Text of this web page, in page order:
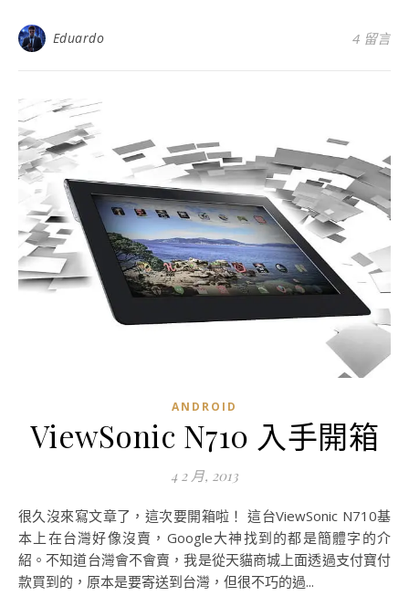
Eduardo 4 留言
ANDROID
ViewSonic N710 入手開箱
4 2 月, 2013
很久沒來寫文章了，這次要開箱啦！ 這台ViewSonic N710基
本上在台灣好像沒賣，Google大神找到的都是簡體字的介
紹。不知道台灣會不會賣，我是從天貓商城上面透過支付寶付
款買到的，原本是要寄送到台灣，但很不巧的過...